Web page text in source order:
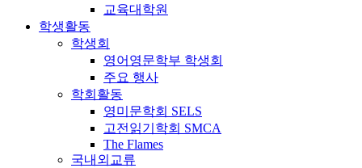
교육대학원
학생활동
학생회
영어영문학부 학생회
주요 행사
학회활동
영미문학회 SELS
고전읽기학회 SMCA
The Flames
국내외교류